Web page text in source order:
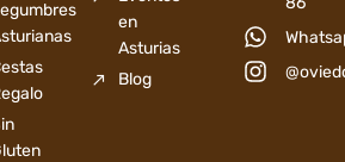
en
Asturias
Blog